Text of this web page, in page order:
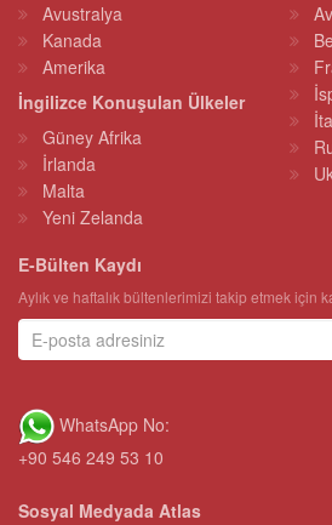
Avustralya
Kanada
Amerika
İngilizce Konuşulan Ülkeler
Güney Afrika
İrlanda
Malta
Yeni Zelanda
E-Bülten Kaydı
Aylık ve haftalık bültenlerimizi takip etmek için
WhatsApp No:
+90 546 249 53 10
Sosyal Medyada Atlas